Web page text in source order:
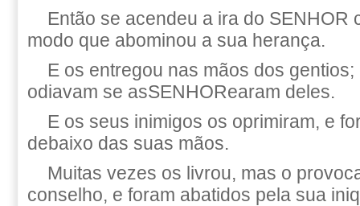
Então se acendeu a ira do SENHOR
modo que abominou a sua herança.
E os entregou nas mãos dos
odiavam se asSENHORearam deles.
E os seus inimigos os oprimiram, e
debaixo das suas mãos.
Muitas vezes os livrou, mas o
conselho, e foram abatidos pela sua